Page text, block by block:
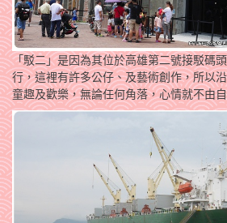
「駁二」是因為其位於高雄第二號接駁碼
行，這裡有許多公仔、及藝術創作，所以
童趣及歡樂，無論任何角落，心情就不由